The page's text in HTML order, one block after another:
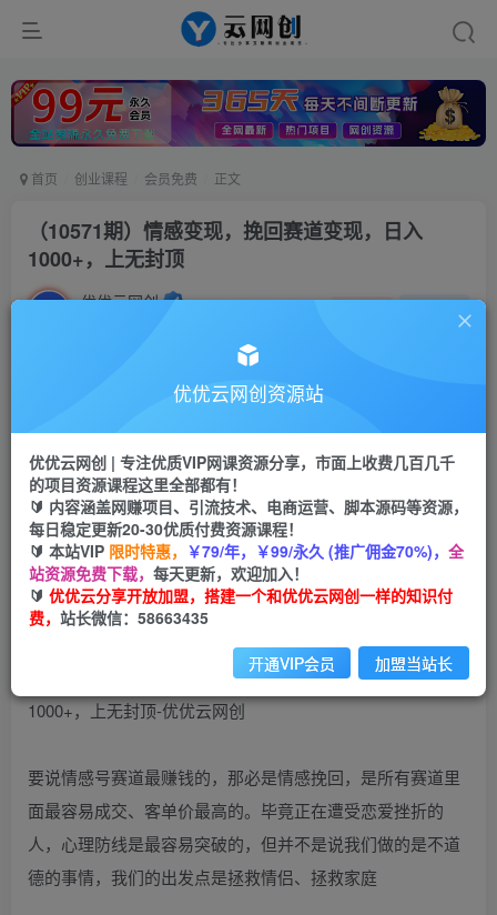
首页 创业课程 会员免费 正文
（10571期）情感变现，挽回赛道变现，日入
1000+，上无封顶
优优云网创 私信
会员专属资源
会员免费
您暂无购买权限，请先开通会员
开通会员
要说情感号赛道最赚钱的，那必是情感挽回，是所有赛道里
面最容易成交、客单价最高的。毕竟正在遭受恋爱挫折的
人，心理防线是最容易突破的，但并不是说我们做的是不道
德的事情，我们的出发点是拯救情侣、拯救家庭
优优云网创资源站
优优云网创 | 专注优质VIP网课资源分享，市面上收费几百几千
的项目资源课程这里全部都有！
🔰 内容涵盖网赚项目、引流技术、电商运营、脚本源码等资源，
每日稳定更新20-30优质付费资源课程！
🔰 本站VIP 限时特惠， ￥79/年，￥99/永久 (推广佣金70%)， 全
站资源免费下载， 每天更新，欢迎加入！
🔰 优优云分享开放加盟，搭建一个和优优云网创一样的知识付
费， 站长微信：58663435
开通VIP会员 加盟当站长